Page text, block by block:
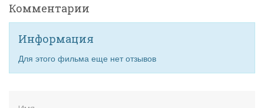
Комментарии
Информация
Для этого фильма еще нет отзывов